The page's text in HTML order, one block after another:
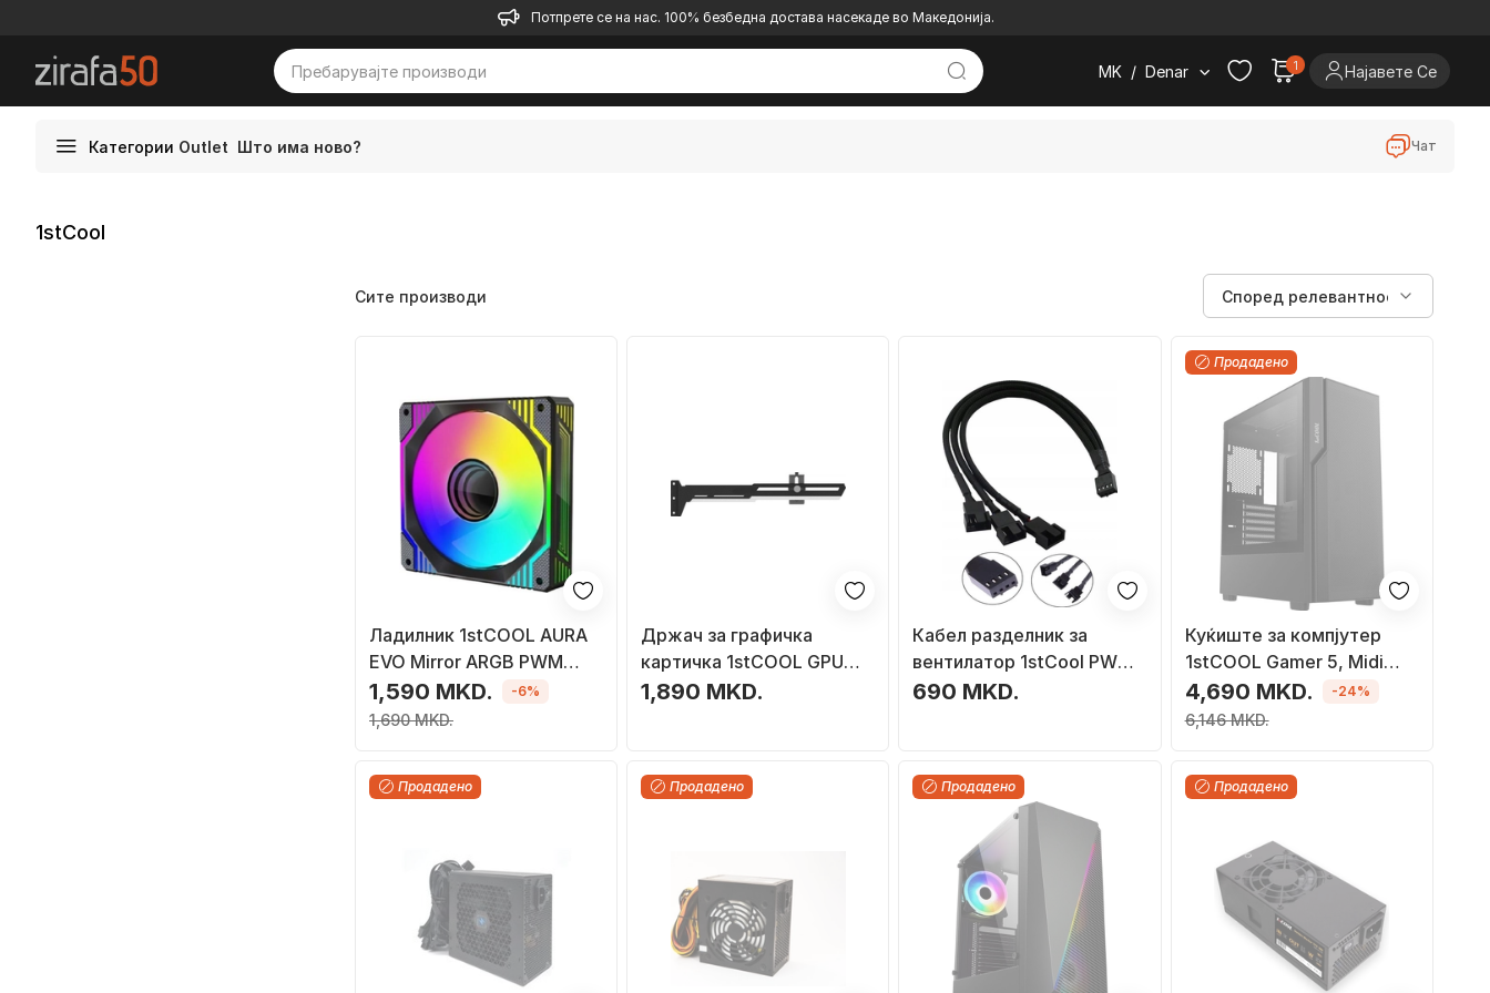
Потпрете се на нас. 100% безбедна достава насекаде во Македонија.
MK / Denar 1 Најавете Се
Категории Outlet Што има ново? Чат
1stCool
Сите производи
Ладилник 1stCOOL AURA
EVO Mirror ARGB PWM
(F12-AURA-EVO-B1), 120
мм
1,590 MKD.
1,690 MKD.
-6%
Држач за графичка
картичка 1stCOOL GPU
Holder, метален,
1,890 MKD.
Кабел разделник за
вентилатор 1stCool PWM
Split, 3x 4 пин во 1x 4 пин,
690 MKD.
Продадено
Куќиште за компјутер
1stCOOL Gamer 5, Midi
Tower
4,690 MKD.
6,146 MKD.
-24%
Продадено Продадено Продадено Продадено